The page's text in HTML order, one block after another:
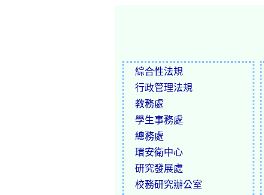
綜合性法規
行政管理法規
教務處
學生事務處
總務處
環安衛中心
研究發展處
校務研究辦公室